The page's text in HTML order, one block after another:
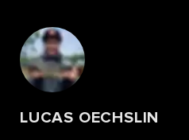
LUCAS OECHSLIN